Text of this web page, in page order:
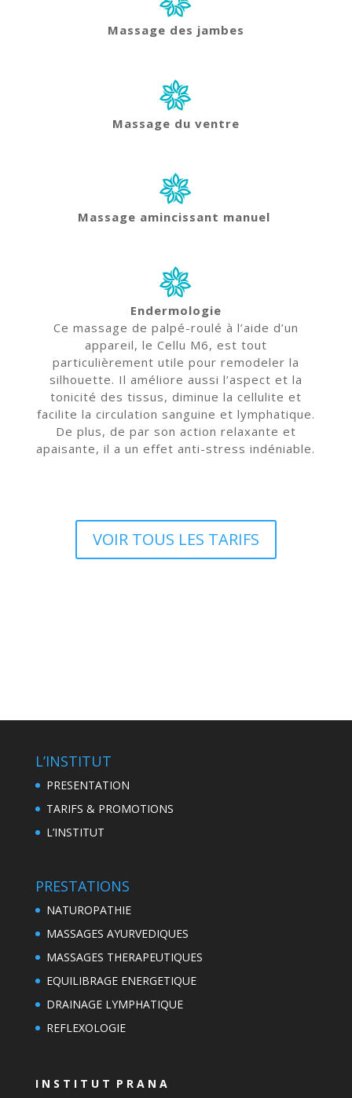
Massage des jambes
Massage du ventre
Massage amincissant manuel
Endermologie
Ce massage de palpé-roulé à l’aide d’un
appareil, le Cellu M6, est tout
particulièrement utile pour remodeler la
silhouette. Il améliore aussi l’aspect et la
tonicité des tissus, diminue la cellulite et
facilite la circulation sanguine et lymphatique.
De plus, de par son action relaxante et
apaisante, il a un effet anti-stress indéniable.
VOIR TOUS LES TARIFS
L’INSTITUT
PRESENTATION
TARIFS & PROMOTIONS
L’INSTITUT
PRESTATIONS
NATUROPATHIE
MASSAGES AYURVEDIQUES
MASSAGES THERAPEUTIQUES
EQUILIBRAGE ENERGETIQUE
DRAINAGE LYMPHATIQUE
REFLEXOLOGIE
I N S T I T U T P R A N A